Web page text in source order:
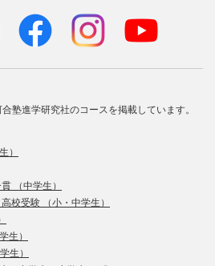
塾進学研究社のコースを掲載しています。
）
（中学生）
校受験 （小・中学生）
生）
生）